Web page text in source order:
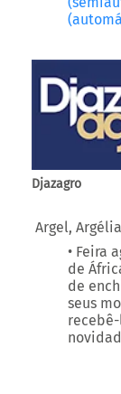
Djazagro
Argel,
• Feira
de
seus